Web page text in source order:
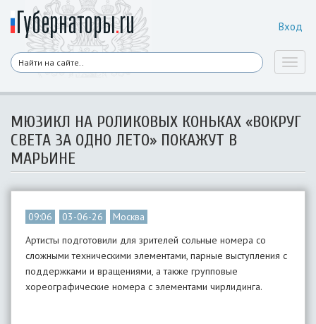
Вход
МЮЗИКЛ НА РОЛИКОВЫХ КОНЬКАХ «ВОКРУГ
СВЕТА ЗА ОДНО ЛЕТО» ПОКАЖУТ В
МАРЬИНЕ
09:06 03-06-26
Москва
Артисты подготовили для зрителей сольные номера со
сложными техническими элементами, парные выступления с
поддержками и вращениями, а также групповые
хореографические номера с элементами чирлидинга.